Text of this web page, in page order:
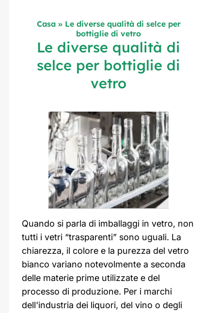
Casa» Le diverse qualità di selce per
bottiglie di vetro
Le diverse qualità di
selce per bottiglie di
vetro
Quando si parla di imballaggi in vetro, non
tutti i vetri “trasparenti” sono uguali. La
chiarezza, il colore e la purezza del vetro
bianco variano notevolmente a seconda
delle materie prime utilizzate e del
processo di produzione. Per i marchi
dell'industria dei liquori, del vino o degli